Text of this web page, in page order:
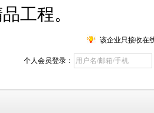
工程。
该企业只接收在
个人会员登录：